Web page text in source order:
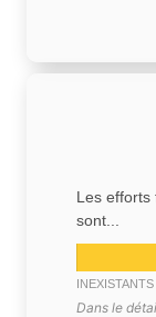
Les efforts
sont...
INEXISTANTS
Dans le